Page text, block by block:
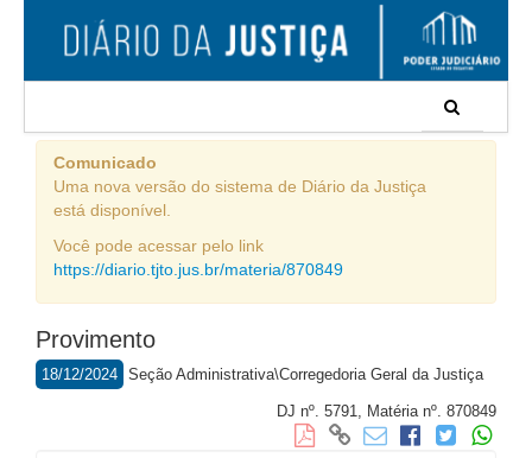
Comunicado
Uma nova versão do sistema de Diário da Justiça
está disponível.
Você pode acessar pelo link
https://diario.tjto.jus.br/materia/870849
Provimento
18/12/2024 Seção Administrativa\Corregedoria Geral da Justiça
DJ nº. 5791, Matéria nº. 870849